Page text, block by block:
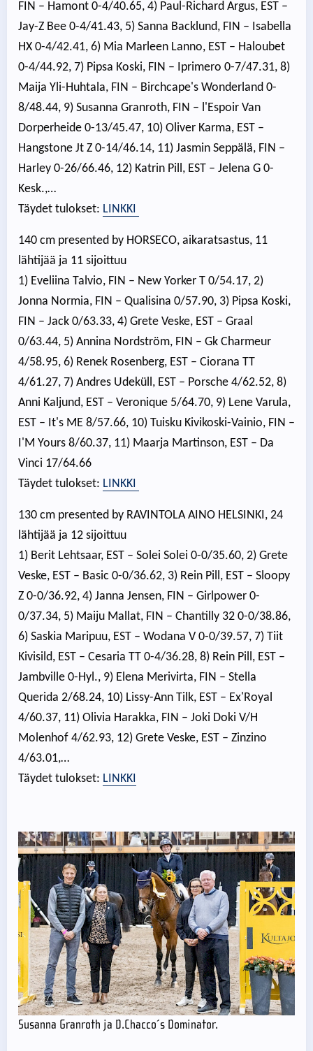
FIN – Hamont 0-4/40.65, 4) Paul-Richard Argus, EST –
Jay-Z Bee 0-4/41.43, 5) Sanna Backlund, FIN – Isabella
HX 0-4/42.41, 6) Mia Marleen Lanno, EST – Haloubet
0-4/44.92, 7) Pipsa Koski, FIN – Iprimero 0-7/47.31, 8)
Maija Yli-Huhtala, FIN – Birchcape's Wonderland 0-
8/48.44, 9) Susanna Granroth, FIN – l'Espoir Van
Dorperheide 0-13/45.47, 10) Oliver Karma, EST –
Hangstone Jt Z 0-14/46.14, 11) Jasmin Seppälä, FIN –
Harley 0-26/66.46, 12) Katrin Pill, EST – Jelena G 0-
Kesk.,…
Täydet tulokset: LINKKI
140 cm presented by HORSECO, aikaratsastus, 11
lähtijää ja 11 sijoittuu
1) Eveliina Talvio, FIN – New Yorker T 0/54.17, 2)
Jonna Normia, FIN – Qualisina 0/57.90, 3) Pipsa Koski,
FIN – Jack 0/63.33, 4) Grete Veske, EST – Graal
0/63.44, 5) Annina Nordström, FIN – Gk Charmeur
4/58.95, 6) Renek Rosenberg, EST – Ciorana TT
4/61.27, 7) Andres Udeküll, EST – Porsche 4/62.52, 8)
Anni Kaljund, EST – Veronique 5/64.70, 9) Lene Varula,
EST – It's ME 8/57.66, 10) Tuisku Kivikoski-Vainio, FIN –
I'M Yours 8/60.37, 11) Maarja Martinson, EST – Da
Vinci 17/64.66
Täydet tulokset: LINKKI
130 cm presented by RAVINTOLA AINO HELSINKI, 24
lähtijää ja 12 sijoittuu
1) Berit Lehtsaar, EST – Solei Solei 0-0/35.60, 2) Grete
Veske, EST – Basic 0-0/36.62, 3) Rein Pill, EST – Sloopy
Z 0-0/36.92, 4) Janna Jensen, FIN – Girlpower 0-
0/37.34, 5) Maiju Mallat, FIN – Chantilly 32 0-0/38.86,
6) Saskia Maripuu, EST – Wodana V 0-0/39.57, 7) Tiit
Kivisild, EST – Cesaria TT 0-4/36.28, 8) Rein Pill, EST –
Jambville 0-Hyl., 9) Elena Merivirta, FIN – Stella
Querida 2/68.24, 10) Lissy-Ann Tilk, EST – Ex'Royal
4/60.37, 11) Olivia Harakka, FIN – Joki Doki V/H
Molenhof 4/62.93, 12) Grete Veske, EST – Zinzino
4/63.01,…
Täydet tulokset: LINKKI
Susanna Granroth ja D.Chacco´s Dominator.